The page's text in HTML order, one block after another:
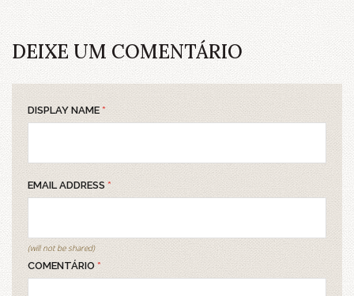
DEIXE UM COMENTÁRIO
DISPLAY NAME *
EMAIL ADDRESS *
(will not be shared)
COMENTÁRIO *